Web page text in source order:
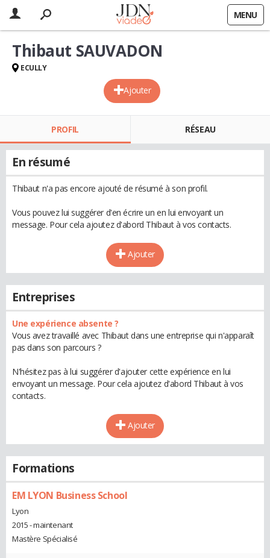
MENU
Ajouter
Thibaut SAUVADON
ECULLY
PROFIL RÉSEAU
En résumé
Thibaut n'a pas encore ajouté de résumé à son profil.
Vous pouvez lui suggérer d'en écrire un en lui envoyant un
message. Pour cela ajoutez d'abord Thibaut à vos contacts.
Ajouter
Entreprises
Une expérience absente ?
Vous avez travaillé avec Thibaut dans une entreprise qui n'apparaît
pas dans son parcours ?
N'hésitez pas à lui suggérer d'ajouter cette expérience en lui
envoyant un message. Pour cela ajoutez d'abord Thibaut à vos
contacts.
Ajouter
Formations
EM LYON Business School
Lyon
2015 - maintenant
Mastère Spécialisé